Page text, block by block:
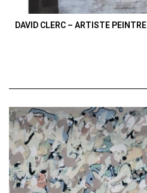
DAVID CLERC – ARTISTE PEINTRE